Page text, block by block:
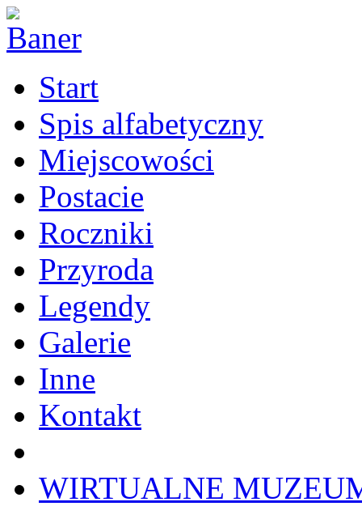
Start
Spis alfabetyczny
Miejscowości
Postacie
Roczniki
Przyroda
Legendy
Galerie
Inne
Kontakt
WIRTUALNE